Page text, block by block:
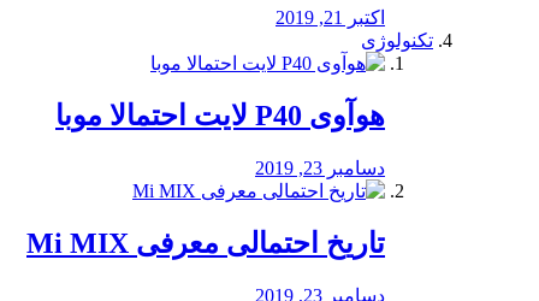
اکتبر 21, 2019
تکنولوژی
هوآوی P40 لایت احتمالا موبا
دسامبر 23, 2019
تاریخ احتمالی معرفی Mi MIX
دسامبر 23, 2019